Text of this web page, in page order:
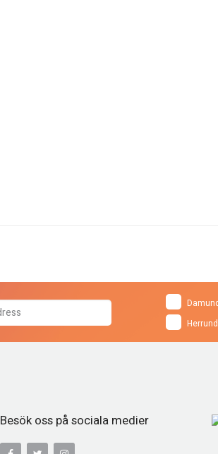
Besök oss på sociala medier